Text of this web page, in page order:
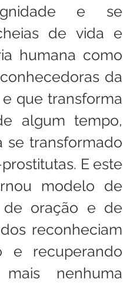
e se
de vida e
humana como
da
que transforma
algum tempo,
se transformado
E este
modelo de
oração e de
reconheciam
e recuperando
nenhuma